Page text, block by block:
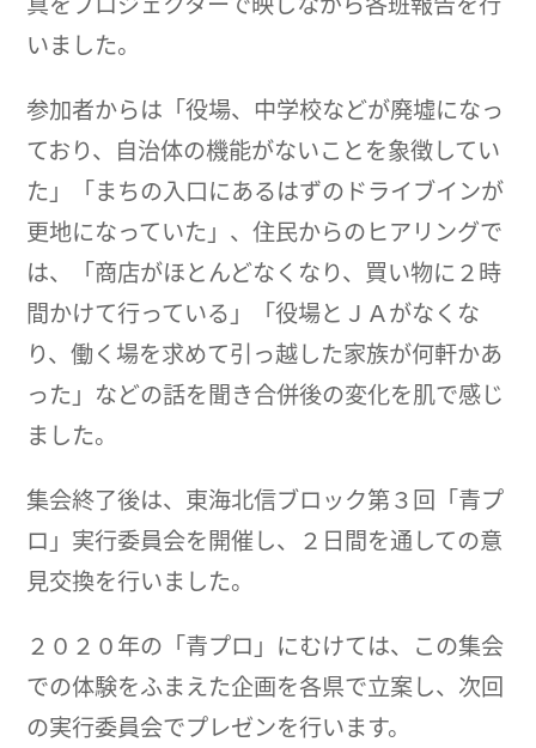
いました。
参加者からは「役場、中学校などが廃墟になっ
ており、自治体の機能がないことを象徴してい
た」「まちの入口にあるはずのドライブインが
更地になっていた」、住民からのヒアリングで
は、「商店がほとんどなくなり、買い物に２時
間かけて行っている」「役場とＪＡがなくな
り、働く場を求めて引っ越した家族が何軒かあ
った」などの話を聞き合併後の変化を肌で感じ
ました。
集会終了後は、東海北信ブロック第３回「青プ
ロ」実行委員会を開催し、２日間を通しての意
見交換を行いました。
２０２０年の「青プロ」にむけては、この集会
での体験をふまえた企画を各県で立案し、次回
の実行委員会でプレゼンを行います。